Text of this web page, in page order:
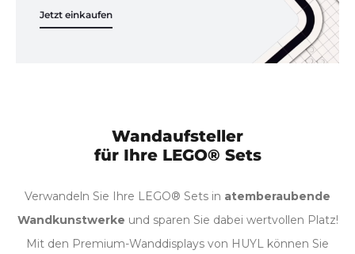
Jetzt einkaufen
Wandaufsteller
für Ihre LEGO® Sets
Verwandeln Sie Ihre LEGO® Sets in atemberaubende
Wandkunstwerke und sparen Sie dabei wertvollen Platz!
Mit den Premium-Wanddisplays von HUYL können Sie